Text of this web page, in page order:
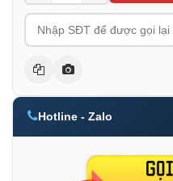
Hotline - Zalo